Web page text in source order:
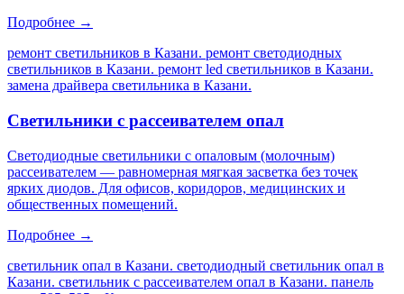
Подробнее →
ремонт светильников в Казани. ремонт светодиодных
светильников в Казани. ремонт led светильников в Казани.
замена драйвера светильника в Казани.
Светильники с рассеивателем опал
Светодиодные светильники с опаловым (молочным)
рассеивателем — равномерная мягкая засветка без точек
ярких диодов. Для офисов, коридоров, медицинских и
общественных помещений.
Подробнее →
светильник опал в Казани. светодиодный светильник опал в
Казани. светильник с рассеивателем опал в Казани. панель